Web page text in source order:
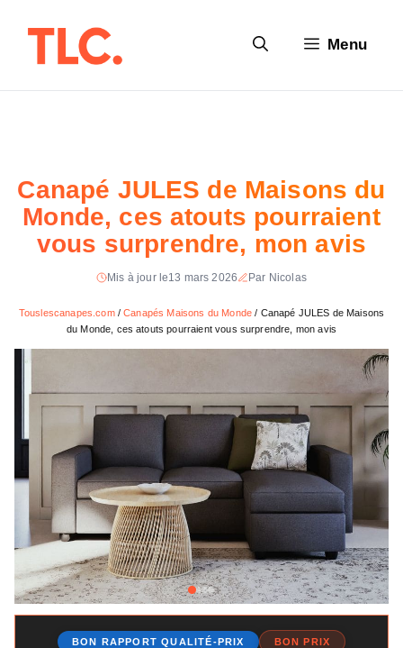
Menu
Canapé JULES de Maisons du
Monde, ces atouts pourraient
vous surprendre, mon avis
Mis à jour le13 mars 2026 Par Nicolas
Touslescanapes.com/Canapés Maisons du Monde / Canapé JULES de Maisons
du Monde, ces atouts pourraient vous surprendre, mon avis
BON RAPPORT QUALITÉ-PRIX BON PRIX